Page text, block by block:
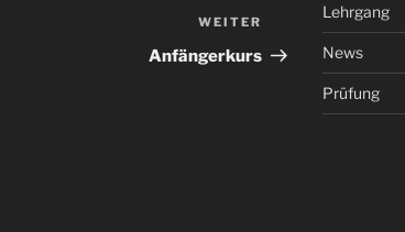
Beitrag
WEITER
Anfängerkurs
Lehrgang
News
Prüfung